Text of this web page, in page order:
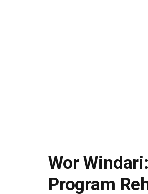
Wor
Program